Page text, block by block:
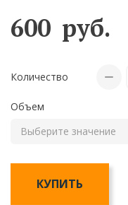
600 руб.
Количество
Объем
КУПИТЬ